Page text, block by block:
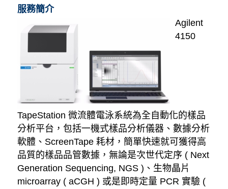
服務簡介
Agilent
4150
TapeStation 微流體電泳系統為全自動化的樣品
分析平台，包括一機式樣品分析儀器、數據分析
軟體、ScreenTape 耗材，簡單快速就可獲得高
品質的樣品品管數據，無論是次世代定序 ( Next
Generation Sequencing, NGS )、生物晶片
microarray ( aCGH ) 或是即時定量 PCR 實驗 (